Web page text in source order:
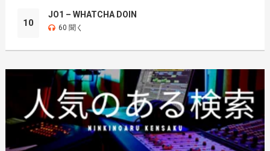
10
JO1 – WHATCHA DOIN
60 聞く